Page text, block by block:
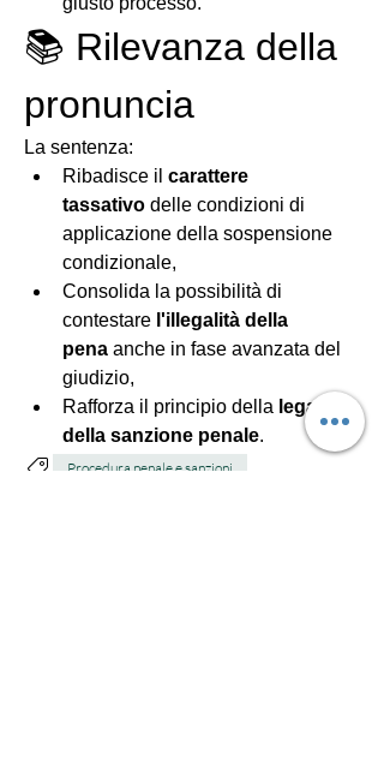
📚 Rilevanza della
pronuncia
La sentenza:
Ribadisce il carattere
tassativo delle condizioni di
applicazione della sospensione
condizionale,
Consolida la possibilità di
contestare l'illegalità della
pena anche in fase avanzata del
giudizio,
Rafforza il principio della legalità
della sanzione penale.
Procedura penale e sanzioni